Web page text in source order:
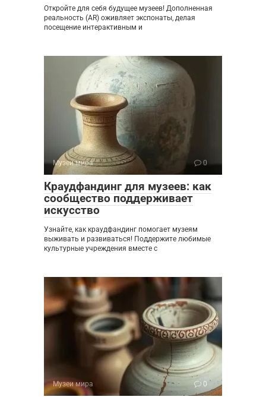
Откройте для себя будущее музеев! Дополненная
реальность (AR) оживляет экспонаты, делая
посещение интерактивным и
Музеи мира 0
Краудфандинг для музеев: как
сообщество поддерживает
искусство
Узнайте, как краудфандинг помогает музеям
выживать и развиваться! Поддержите любимые
культурные учреждения вместе с
Музеи мира 0